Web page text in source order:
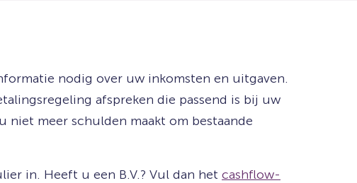
nodig over uw inkomsten en uitgaven.
afspreken die passend is bij uw
niet meer schulden maakt om bestaande
in. Heeft u een B.V.? Vul dan het cashflow-